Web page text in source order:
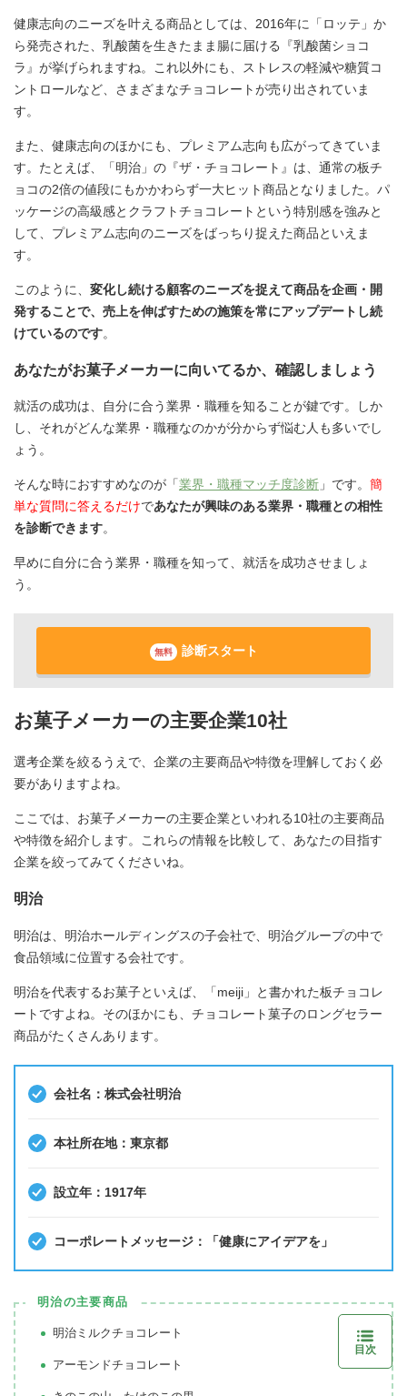
健康志向のニーズを叶える商品としては、2016年に「ロッテ」か
ら発売された、乳酸菌を生きたまま腸に届ける『乳酸菌ショコ
ラ』が挙げられますね。これ以外にも、ストレスの軽減や糖質コ
ントロールなど、さまざまなチョコレートが売り出されていま
す。
また、健康志向のほかにも、プレミアム志向も広がってきていま
す。たとえば、「明治」の『ザ・チョコレート』は、通常の板チ
ョコの2倍の値段にもかかわらず一大ヒット商品となりました。パ
ッケージの高級感とクラフトチョコレートという特別感を強みと
して、プレミアム志向のニーズをばっちり捉えた商品といえま
す。
このように、 変化し続ける顧客のニーズを捉えて商品を企画・開
発することで、売上を伸ばすための施策を常にアップデートし続
けているのです。
あなたがお菓子メーカーに向いてるか、確認しましょう
就活の成功は、自分に合う業界・職種を知ることが鍵です。しか
し、それがどんな業界・職種なのかが分からず悩む人も多いでし
ょう。
そんな時におすすめなのが「業界・職種マッチ度診断 」です。 簡
単な質問に答えるだけであなたが興味のある業界・職種との相性
を診断できます。
早めに自分に合う業界・職種を知って、就活を成功させましょ
う。
無料 診断スタート
お菓子メーカーの主要企業10社
選考企業を絞るうえで、企業の主要商品や特徴を理解しておく必
要がありますよね。
ここでは、お菓子メーカーの主要企業といわれる10社の主要商品
や特徴を紹介します。これらの情報を比較して、あなたの目指す
企業を絞ってみてくださいね。
明治
明治は、明治ホールディングスの子会社で、明治グループの中で
食品領域に位置する会社です。
明治を代表するお菓子といえば、「meiji」と書かれた板チョコレ
ートですよね。そのほかにも、チョコレート菓子のロングセラー
商品がたくさんあります。
会社名：株式会社明治
本社所在地：東京都
設立年：1917年
コーポレートメッセージ：「健康にアイデアを」
明治の主要商品
明治ミルクチョコレート
アーモンドチョコレート
目次